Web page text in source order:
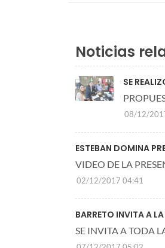
Noticias
SE
08/12/
ESTEBAN DOMINA
VIDEO DE LA
02/12/2017 04:41
BARRETO INVITA A
SE INVITA A TODA